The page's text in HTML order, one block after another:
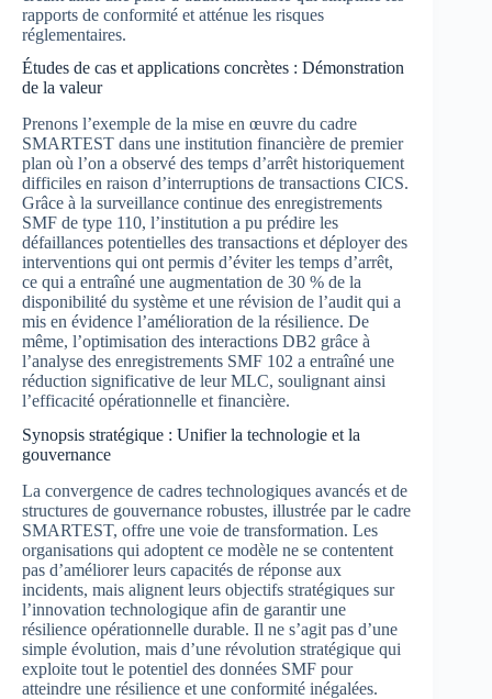
rapports de conformité et atténue les risques
réglementaires.
Études de cas et applications concrètes : Démonstration
de la valeur
Prenons l’exemple de la mise en œuvre du cadre
SMARTEST dans une institution financière de premier
plan où l’on a observé des temps d’arrêt historiquement
difficiles en raison d’interruptions de transactions CICS.
Grâce à la surveillance continue des enregistrements
SMF de type 110, l’institution a pu prédire les
défaillances potentielles des transactions et déployer des
interventions qui ont permis d’éviter les temps d’arrêt,
ce qui a entraîné une augmentation de 30 % de la
disponibilité du système et une révision de l’audit qui a
mis en évidence l’amélioration de la résilience. De
même, l’optimisation des interactions DB2 grâce à
l’analyse des enregistrements SMF 102 a entraîné une
réduction significative de leur MLC, soulignant ainsi
l’efficacité opérationnelle et financière.
Synopsis stratégique : Unifier la technologie et la
gouvernance
La convergence de cadres technologiques avancés et de
structures de gouvernance robustes, illustrée par le cadre
SMARTEST, offre une voie de transformation. Les
organisations qui adoptent ce modèle ne se contentent
pas d’améliorer leurs capacités de réponse aux
incidents, mais alignent leurs objectifs stratégiques sur
l’innovation technologique afin de garantir une
résilience opérationnelle durable. Il ne s’agit pas d’une
simple évolution, mais d’une révolution stratégique qui
exploite tout le potentiel des données SMF pour
atteindre une résilience et une conformité inégalées.